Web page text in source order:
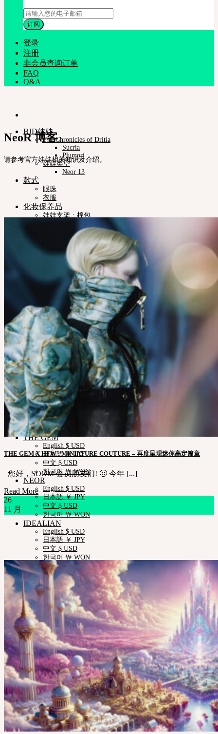
登录
注册
非会员查询订单
FAQ
Q&A
BJD娃娃
The Chronicles of Dritia
Sucria
Plumori
娃娃类型
Neor 13
款式
眼珠
衣服
化妆保养品
娃娃支架ㆍ棉包
修正工具
Neor档案
Nappy Choo
Rosette
Little Fair
iMda娃娃
社区
新闻ㆍ公告
Neor 博客
SOOM艺术功劳者
关于我们
合作咨询
帮助与支持
购物指南
娃娃详细尺寸
娃娃肤色指南
使用说明书
正版编号查询
常见问题 (FAQ)
客服中心 (Q&A)
THE GEM
English $ USD
日本語 ￥ JPY
中文 $ USD
한국어 ￦ WON
NEOR
English $ USD
日本語 ￥ JPY
中文 $ USD
한국어 ￦ WON
IDEALIAN
English $ USD
日本語 ￥ JPY
中文 $ USD
한국어 ￦ WON
ROSETTE
English $ USD
English € EUR
日本語 ￥ JPY
中文 $ USD
한국어 ￦ WON
LILA
English $ USD
English € EUR
日本語 ￥ JPY
中文 $ USD
한국어 ￦ WON
Search
for:
购物车为空
Cart
NeoR 博客
请参考官方娃娃相关知识及介绍。
THE GEM X HFW : MINIATURE COUTURE – 再度呈现迷你高定篇章
您好，SOOM 会员朋友们! 🙂 今年 [...]
Read More
26
11 月